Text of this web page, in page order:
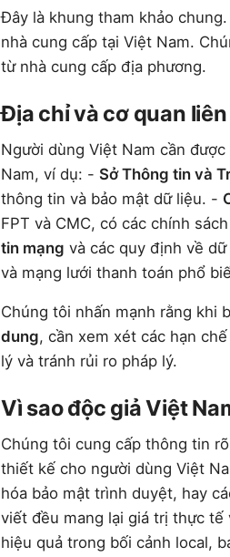
Đây là khung tham khảo
nhà cung cấp tại Việt Nam.
từ nhà cung cấp địa phương.
Địa chỉ và cơ quan
Người dùng Việt Nam cần
Nam, ví dụ: - Sở Thông tin và
thông tin và bảo mật dữ liệu. -
FPT và CMC, có các chính
tin mạng và các quy định về
và mạng lưới thanh toán phổ
Chúng tôi nhấn mạnh rằng khi
dung, cần xem xét các hạn
lý và tránh rủi ro pháp lý.
Vì sao độc giả Việt
Chúng tôi cung cấp thông tin
thiết kế cho người dùng Việt
hóa bảo mật trình duyệt, hay
viết đều mang lại giá trị thực tế
hiệu quả trong bối cảnh local,